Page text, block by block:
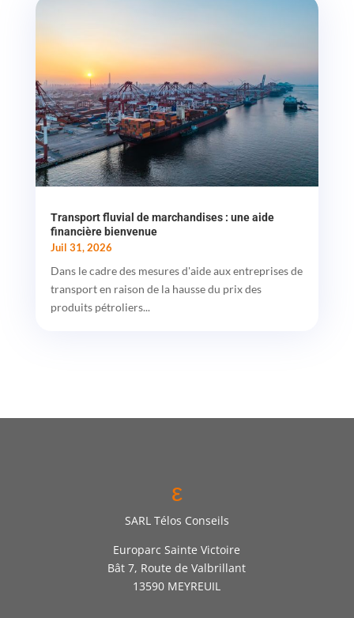
Transport fluvial de marchandises : une aide
financière bienvenue
Juil 31, 2026
Dans le cadre des mesures d'aide aux entreprises de
transport en raison de la hausse du prix des
produits pétroliers...
ε
SARL Télos Conseils
Europarc Sainte Victoire
Bât 7, Route de Valbrillant
13590 MEYREUIL